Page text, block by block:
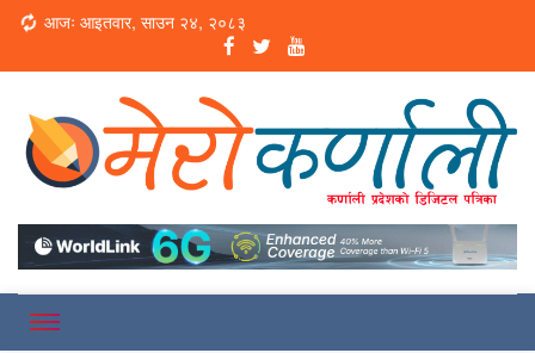
Loading...
आजः आइतवार, साउन २४, २०८३
Merokarnali